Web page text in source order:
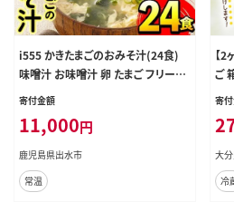
i555 かきたまごのおみそ汁(24食)
味噌汁 お味噌汁 卵 たまご フリーズ
ドライ 簡単調理 非常食 アウトドア
品】
寄付金額
11,000円
鹿児島県出水市
常温
【
ご
寄
大
冷